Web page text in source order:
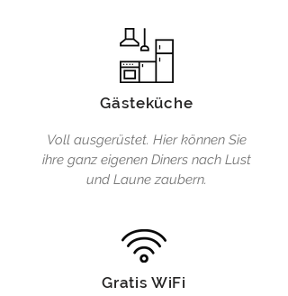
Gästeküche
Voll ausgerüstet. Hier können Sie
ihre ganz eigenen Diners nach Lust
und Laune zaubern.
Gratis WiFi